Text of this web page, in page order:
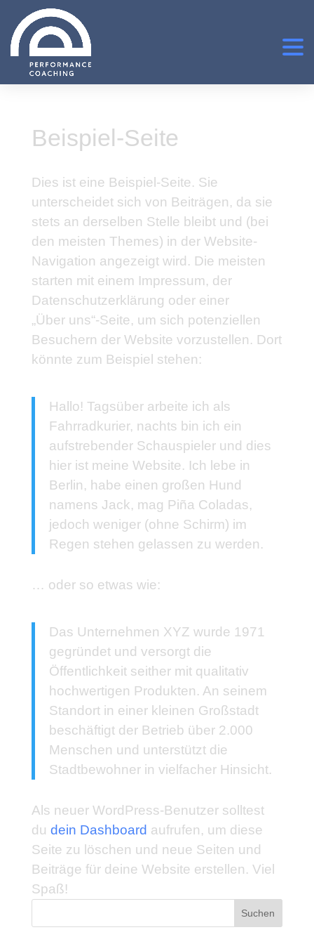
Beispiel-Seite
Dies ist eine Beispiel-Seite. Sie
unterscheidet sich von Beiträgen, da sie
stets an derselben Stelle bleibt und (bei
den meisten Themes) in der Website-
Navigation angezeigt wird. Die meisten
starten mit einem Impressum, der
Datenschutzerklärung oder einer
„Über uns“-Seite, um sich potenziellen
Besuchern der Website vorzustellen. Dort
könnte zum Beispiel stehen:
Hallo! Tagsüber arbeite ich als
Fahrradkurier, nachts bin ich ein
aufstrebender Schauspieler und dies
hier ist meine Website. Ich lebe in
Berlin, habe einen großen Hund
namens Jack, mag Piña Coladas,
jedoch weniger (ohne Schirm) im
Regen stehen gelassen zu werden.
… oder so etwas wie:
Das Unternehmen XYZ wurde 1971
gegründet und versorgt die
Öffentlichkeit seither mit qualitativ
hochwertigen Produkten. An seinem
Standort in einer kleinen Großstadt
beschäftigt der Betrieb über 2.000
Menschen und unterstützt die
Stadtbewohner in vielfacher Hinsicht.
Als neuer WordPress-Benutzer solltest
du dein Dashboard aufrufen, um diese
Seite zu löschen und neue Seiten und
Beiträge für deine Website erstellen. Viel
Spaß!
Suchen